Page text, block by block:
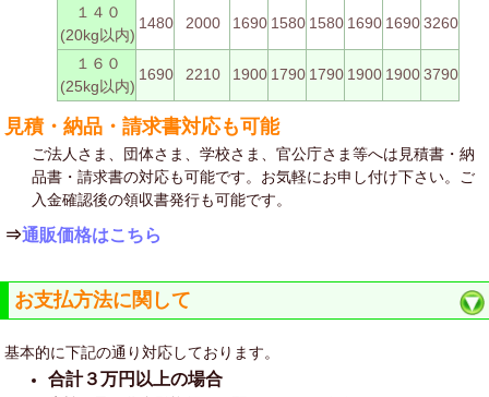
１４０
(20kg以内)
1480 2000 1690 1580 1580 1690 16903260
１６０
(25kg以内)
1690 2210 1900 1790 1790 1900 19003790
見積・納品・請求書対応も可能
ご法人さま、団体さま、学校さま、官公庁さま等へは見積書・納
品書・請求書の対応も可能です。お気軽にお申し付け下さい。ご
入金確認後の領収書発行も可能です。
⇒通販価格はこちら
お支払方法に関して
基本的に下記の通り対応しております。
合計３万円以上の場合